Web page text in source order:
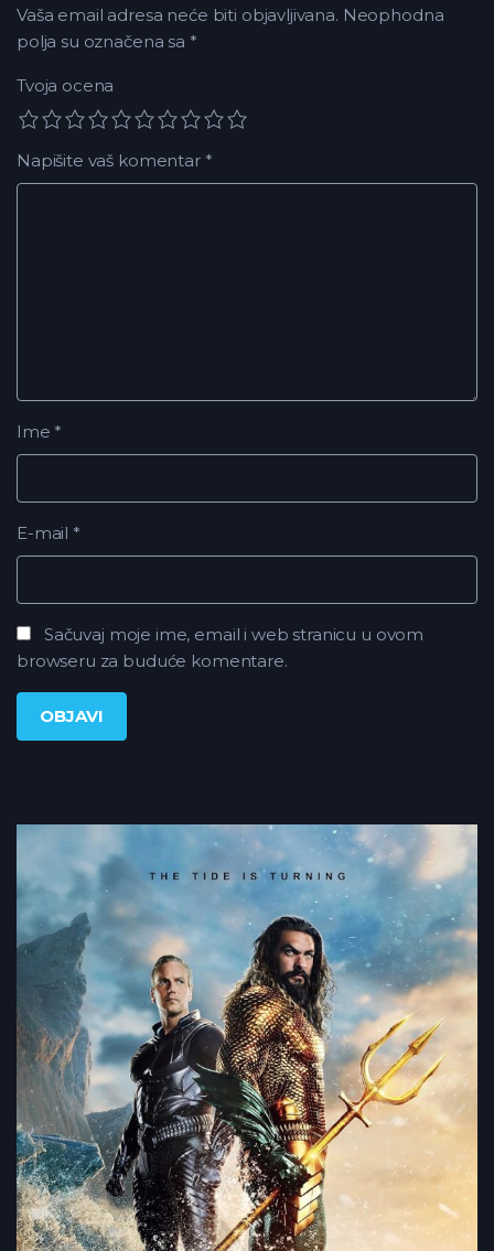
Vaša email adresa neće biti objavljivana. Neophodna
polja su označena sa *
Tvoja ocena
Napišite vaš komentar *
Ime *
E-mail *
Sačuvaj moje ime, email i web stranicu u ovom
browseru za buduće komentare.